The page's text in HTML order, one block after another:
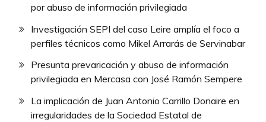
por abuso de información privilegiada
Investigación SEPI del caso Leire amplía el foco a
perfiles técnicos como Mikel Arrarás de Servinabar
Presunta prevaricación y abuso de información
privilegiada en Mercasa con José Ramón Sempere
La implicación de Juan Antonio Carrillo Donaire en
irregularidades de la Sociedad Estatal de